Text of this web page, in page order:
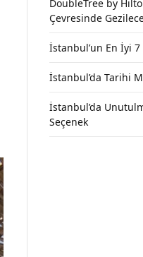
DoubleTree by
Çevresinde
İstanbul’un En İyi 7
İstanbul’da Tarihi
İstanbul’da
Seçenek